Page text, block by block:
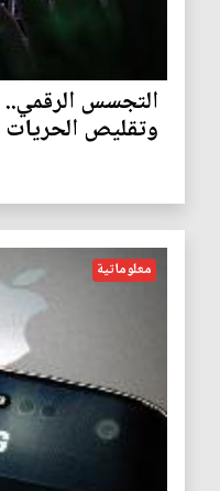
التجسس
وتقليص الحريات
معلوماتية